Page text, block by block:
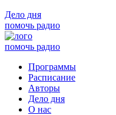
Дело дня
помочь радио
помочь радио
Программы
Расписание
Авторы
Дело дня
О нас